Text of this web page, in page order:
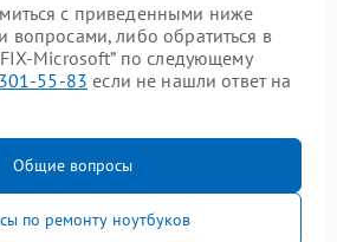
с приведенными ниже
вопросами, либо обратиться в
Microsoft” по следующему
55-83 если не нашли ответ на
Общие вопросы
по ремонту ноутбуков